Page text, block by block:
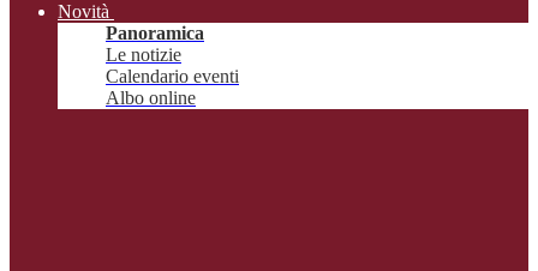
Novità
Panoramica
Le notizie
Calendario eventi
Albo online